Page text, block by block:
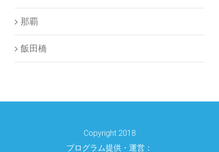
那覇
飯田橋
Copyright 2018
プログラム提供・運営：